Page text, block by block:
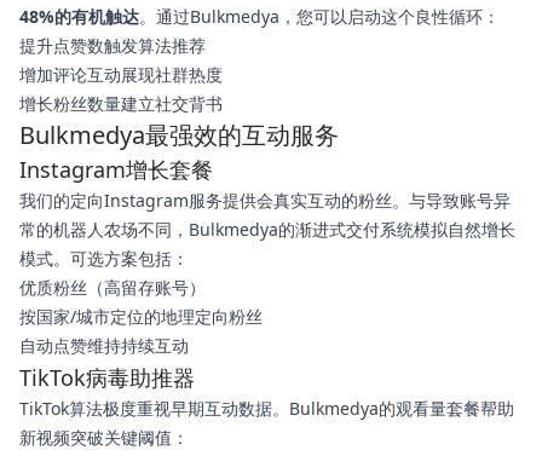
48%的有机触达。通过Bulkmedya，您可以启动这个良性循环：
提升点赞数触发算法推荐
增加评论互动展现社群热度
增长粉丝数量建立社交背书
Bulkmedya最强效的互动服务
Instagram增长套餐
我们的定向Instagram服务提供会真实互动的粉丝。与导致账号异
常的机器人农场不同，Bulkmedya的渐进式交付系统模拟自然增长
模式。可选方案包括：
优质粉丝（高留存账号）
按国家/城市定位的地理定向粉丝
自动点赞维持持续互动
TikTok病毒助推器
TikTok算法极度重视早期互动数据。Bulkmedya的观看量套餐帮助
新视频突破关键阈值：